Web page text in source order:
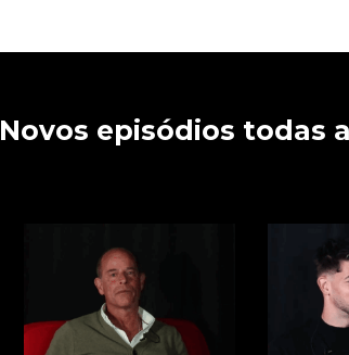
Novos episódios todas